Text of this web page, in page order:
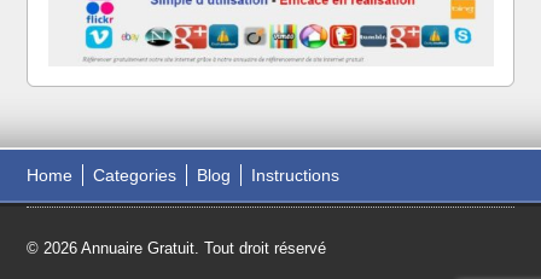
Home Categories Blog Instructions
© 2026 Annuaire Gratuit. Tout droit réservé